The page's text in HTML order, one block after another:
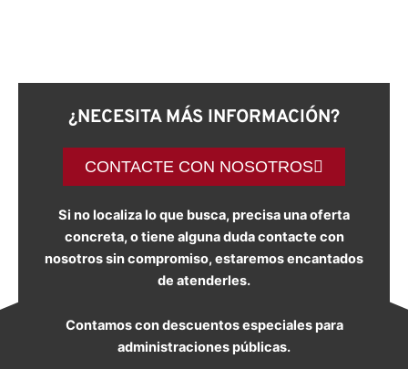
¿NECESITA MÁS INFORMACIÓN?
CONTACTE CON NOSOTROS
Si no localiza lo que busca, precisa una oferta
concreta, o tiene alguna duda contacte con
nosotros sin compromiso, estaremos encantados
de atenderles.
Contamos con descuentos especiales para
administraciones públicas.